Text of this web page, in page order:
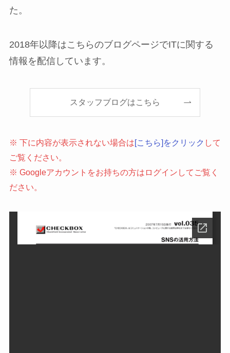
た。
2018年以降はこちらのブログページでITに関する
情報を配信しています。
スタッフブログはこちら
※ 下に内容が表示されない場合は[こちら]をクリック して
ご覧ください。
※ Googleアカウントをお持ちの方はログインしてご覧く
ださい。